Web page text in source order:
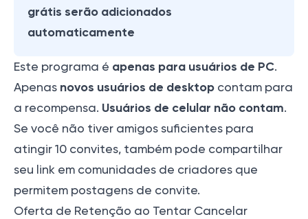
grátis serão adicionados
automaticamente
Este programa é apenas para usuários de PC.
Apenas novos usuários de desktop contam para
a recompensa. Usuários de celular não contam.
Se você não tiver amigos suficientes para
atingir 10 convites, também pode compartilhar
seu link em comunidades de criadores que
permitem postagens de convite.
Oferta de Retenção ao Tentar Cancelar